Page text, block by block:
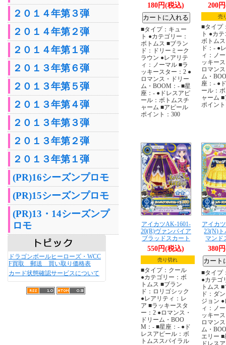
２０１４年第３弾
２０１４年第２弾
２０１４年第１弾
２０１３年第６弾
２０１３年第５弾
２０１３年第４弾
２０１３年第３弾
２０１３年第２弾
２０１３年第１弾
(PR)16シーズンプロモ
(PR)15シーズンプロモ
(PR)13・14シーズンプ
ロモ
ドラゴンボールヒーローズ・WCC
F買取 郵送 買い取り価格表
カード状態確認サービスについて
180円(税込)
■タイプ：キュー
ト ●カテゴリー：
ボトムス ■ブラン
ド：ドリーミーク
ラウン ●レアリテ
ィ：ノーマル ■ラ
ッキースター：2 ●
ロマンス・ドリー
ム・BOOM：- ■星
座：- ●ドレスアピ
ール：ボトムスチ
ャーム ■アピール
ポイント：300
200
売
■タイプ
ト ●カ
ボトム
ド：- ●
ィ：ノ
ッキー
ロマン
ム・
座：- ●
ール：
ャーム
ポイン
アイカツAK-1601-
20(R)ヴァンパイア
ブラッドスカート
550円(税込)
売り切れ
■タイプ：クール
●カテゴリー：ボ
トムス ■ブラン
ド：ロリゴシック
●レアリティ：レ
ア ■ラッキースタ
ー：2 ●ロマンス・
ドリーム・BOO
M：- ■星座：- ●ド
レスアピール：ボ
トムススパイラル
アイカ
23(N)
マンド
380
■タイプ
●カテゴ
トムス
ド：ダ
ジョン
ィ：ノ
ッキー
ロマン
ム・
エリー